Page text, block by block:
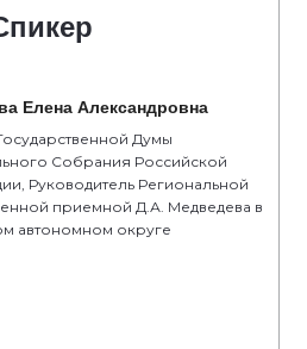
Елена Александровна
Думы
Собрания Российской
Руководитель Региональной
приемной Д.А. Медведева в
автономном округе